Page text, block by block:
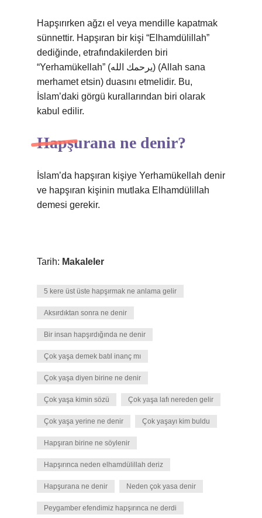
Hapşırırken ağzı el veya mendille kapatmak
sünnettir. Hapşıran bir kişi “Elhamdülillah”
dediğinde, etrafındakilerden biri
“Yerhamükellah” (يرحمك الله) (Allah sana
merhamet etsin) duasını etmelidir. Bu,
İslam’daki görgü kurallarından biri olarak
kabul edilir.
Hapşurana ne denir?
İslam’da hapşıran kişiye Yerhamükellah denir
ve hapşıran kişinin mutlaka Elhamdülillah
demesi gerekir.
Tarih: Makaleler
5 kere üst üste hapşırmak ne anlama gelir
Aksırdıktan sonra ne denir
Bir insan hapşırdığında ne denir
Çok yaşa demek batıl inanç mı
Çok yaşa diyen birine ne denir
Çok yaşa kimin sözü Çok yaşa lafı nereden gelir
Çok yaşa yerine ne denir Çok yaşayı kim buldu
Hapşıran birine ne söylenir
Hapşırınca neden elhamdülillah deriz
Hapşurana ne denir Neden çok yasa denir
Peygamber efendimiz hapşırınca ne derdi